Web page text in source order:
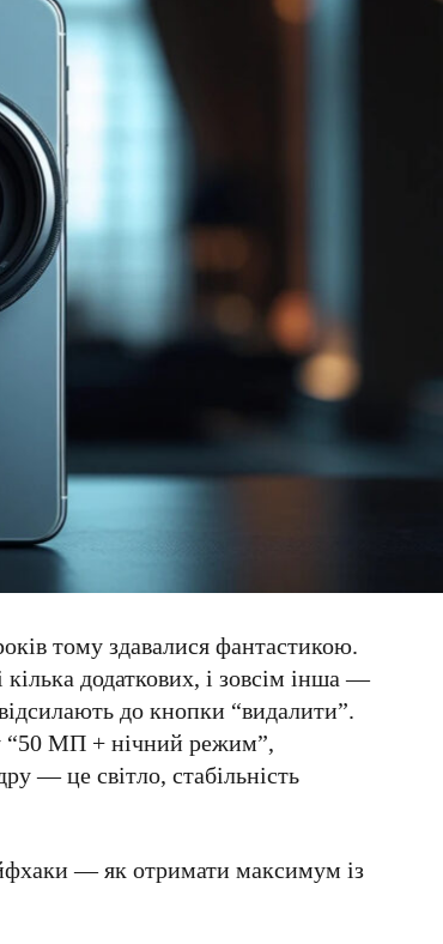
тому здавалися фантастикою.
додаткових, і зовсім інша —
до кнопки “видалити”.
“50 МП + нічний режим”,
— це світло, стабільність
— як отримати максимум із